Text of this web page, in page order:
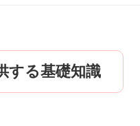
する基礎知識